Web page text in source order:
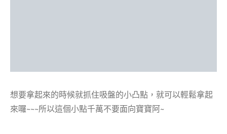
想要拿起來的時候就抓住吸盤的小凸點，就可以輕鬆拿起
來囉~~~所以這個小點千萬不要面向寶寶阿~